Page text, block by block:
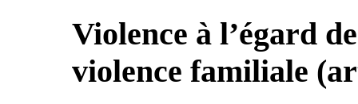
Violence à l’égard
violence familiale